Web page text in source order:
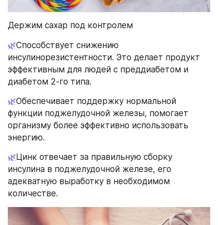
Держим сахар под контролем
🌿Способствует снижению
инсулинорезистентности. Это делает продукт
эффективным для людей с преддиабетом и
диабетом 2-го типа.
🌿Обеспечивает поддержку нормальной
функции поджелудочной железы, помогает
организму более эффективно использовать
энергию.
🌿Цинк отвечает за правильную сборку
инсулина в поджелудочной железе, его
адекватную выработку в необходимом
количестве.